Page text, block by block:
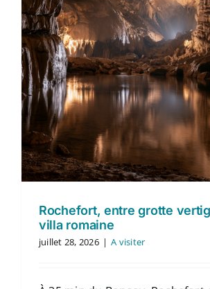
Rochefort, entre grotte
villa romaine
juillet 28, 2026 | A visiter